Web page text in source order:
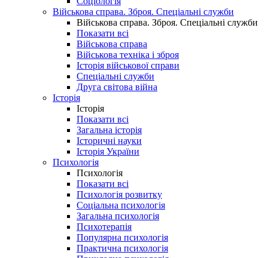
Військова справа. Зброя. Спеціальні служби
Військова справа. Зброя. Спеціальні служби
Показати всі
Військова справа
Військова техніка і зброя
Історія військової справи
Спеціальні служби
Друга світова війна
Історія
Історія
Показати всі
Загальна історія
Історичні науки
Історія України
Психологія
Психологія
Показати всі
Психологія розвитку
Соціальна психологія
Загальна психологія
Психотерапія
Популярна психологія
Практична психологія